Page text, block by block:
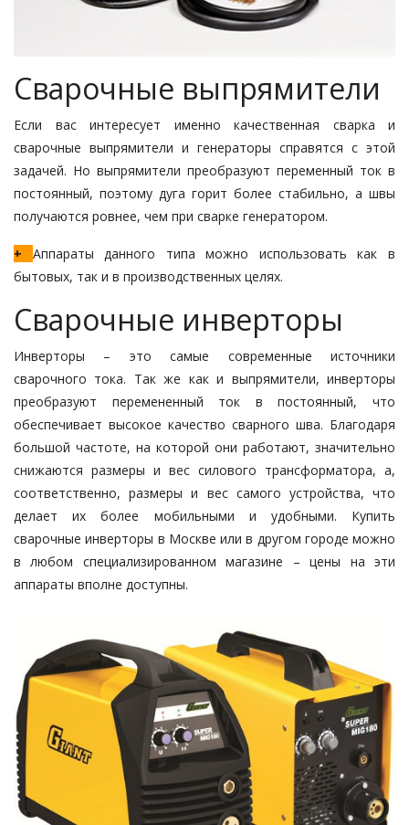
Сварочные выпрямители
Если вас интересует именно качественная сварка и
сварочные выпрямители и генераторы справятся с этой
задачей. Но выпрямители преобразуют переменный ток в
постоянный, поэтому дуга горит более стабильно, а швы
получаются ровнее, чем при сварке генератором.
+ Аппараты данного типа можно использовать как в
бытовых, так и в производственных целях.
Сварочные инверторы
Инверторы – это самые современные источники
сварочного тока. Так же как и выпрямители, инверторы
преобразуют перемененный ток в постоянный, что
обеспечивает высокое качество сварного шва. Благодаря
большой частоте, на которой они работают, значительно
снижаются размеры и вес силового трансформатора, а,
соответственно, размеры и вес самого устройства, что
делает их более мобильными и удобными. Купить
сварочные инверторы в Москве или в другом городе можно
в любом специализированном магазине – цены на эти
аппараты вполне доступны.